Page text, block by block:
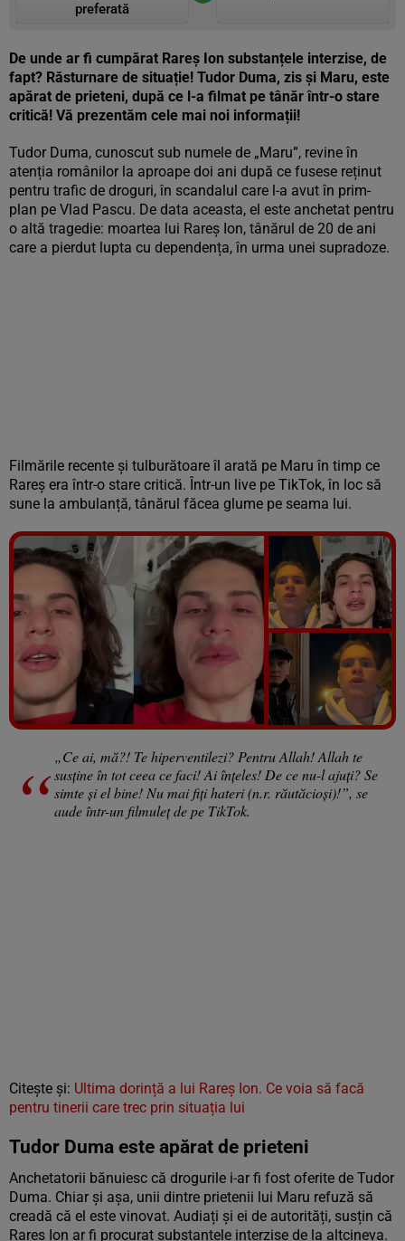
preferată
De unde ar fi cumpărat Rareș Ion substanțele interzise, de
fapt? Răsturnare de situație! Tudor Duma, zis și Maru, este
apărat de prieteni, după ce l-a filmat pe tânăr într-o stare
critică! Vă prezentăm cele mai noi informații!
Tudor Duma, cunoscut sub numele de „Maru”, revine în
atenția românilor la aproape doi ani după ce fusese reținut
pentru trafic de droguri, în scandalul care l-a avut în prim-
plan pe Vlad Pascu. De data aceasta, el este anchetat pentru
o altă tragedie: moartea lui Rareș Ion, tânărul de 20 de ani
care a pierdut lupta cu dependența, în urma unei supradoze.
Filmările recente și tulburătoare îl arată pe Maru în timp ce
Rareș era într-o stare critică. Într-un live pe TikTok, în loc să
sune la ambulanță, tânărul făcea glume pe seama lui.
Vezi galeria foto
9 poze
„Ce ai, mă?! Te hiperventilezi? Pentru Allah! Allah te
susţine în tot ceea ce faci! Ai înţeles! De ce nu-l ajuţi? Se
simte şi el bine! Nu mai fiţi hateri (n.r. răutăcioşi)!”, se
aude într-un filmuleţ de pe TikTok.
Citește și: Ultima dorință a lui Rareș Ion. Ce voia să facă
pentru tinerii care trec prin situația lui
Tudor Duma este apărat de prieteni
Anchetatorii bănuiesc că drogurile i-ar fi fost oferite de Tudor
Duma. Chiar și așa, unii dintre prietenii lui Maru refuză să
creadă că el este vinovat. Audiați și ei de autorități, susțin că
Rareș Ion ar fi procurat substanțele interzise de la altcineva.